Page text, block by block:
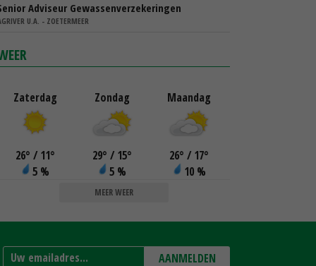
Adviseur Gewassenverzekeringen
U.A. - ZOETERMEER
Zaterdag
26° / 11°
5 %
Zondag
29° / 15°
5 %
Maandag
26° / 17°
10 %
MEER WEER
AANMELDEN